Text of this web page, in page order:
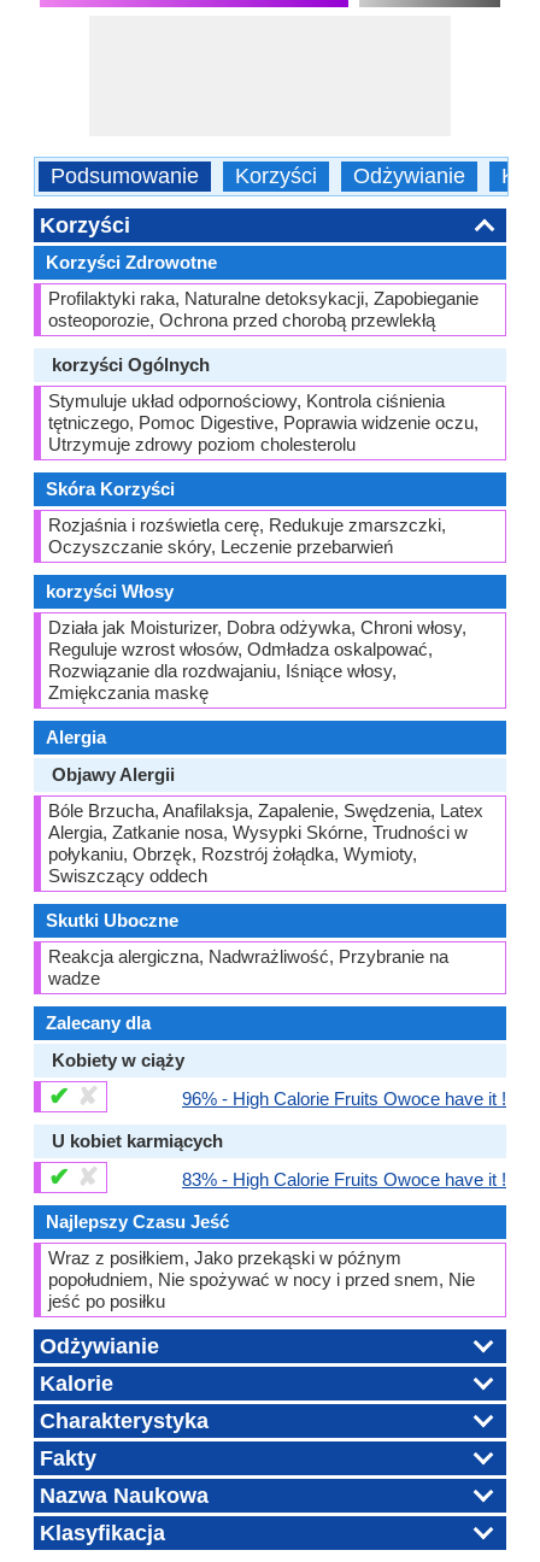
Podsumowanie Korzyści Odżywianie
Korzyści
Korzyści Zdrowotne
Profilaktyki raka, Naturalne detoksykacji, Zapobieganie
osteoporozie, Ochrona przed chorobą przewlekłą
korzyści Ogólnych
Stymuluje układ odpornościowy, Kontrola ciśnienia
tętniczego, Pomoc Digestive, Poprawia widzenie oczu,
Utrzymuje zdrowy poziom cholesterolu
Skóra Korzyści
Rozjaśnia i rozświetla cerę, Redukuje zmarszczki,
Oczyszczanie skóry, Leczenie przebarwień
korzyści Włosy
Działa jak Moisturizer, Dobra odżywka, Chroni włosy,
Reguluje wzrost włosów, Odmładza oskalpować,
Rozwiązanie dla rozdwajaniu, Iśniące włosy,
Zmiękczania maskę
Alergia
Objawy Alergii
Bóle Brzucha, Anafilaksja, Zapalenie, Swędzenia, Latex
Alergia, Zatkanie nosa, Wysypki Skórne, Trudności w
połykaniu, Obrzęk, Rozstrój żołądka, Wymioty,
Swiszczący oddech
Skutki Uboczne
Reakcja alergiczna, Nadwrażliwość, Przybranie na
wadze
Zalecany dla
Kobiety w ciąży
✔ ✘ 96% - High Calorie Fruits Owoce have it !
U kobiet karmiących
✔ ✘ 83% - High Calorie Fruits Owoce have it !
Najlepszy Czasu Jeść
Wraz z posiłkiem, Jako przekąski w późnym
popołudniem, Nie spożywać w nocy i przed snem, Nie
jeść po posiłku
Odżywianie
Kalorie
Charakterystyka
Fakty
Nazwa Naukowa
Klasyfikacja